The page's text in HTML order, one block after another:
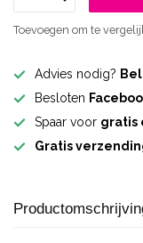
Toevoegen om te
Advies nodig?
Besloten
Spaar voor gratis
Gratis